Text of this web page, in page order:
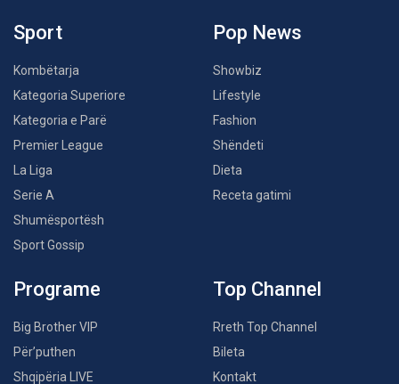
Sport
Kombëtarja
Kategoria Superiore
Kategoria e Parë
Premier League
La Liga
Serie A
Shumësportësh
Sport Gossip
Pop News
Showbiz
Lifestyle
Fashion
Shëndeti
Dieta
Receta gatimi
Programe
Big Brother VIP
Për’puthen
Shqipëria LIVE
Top Channel
Rreth Top Channel
Bileta
Kontakt